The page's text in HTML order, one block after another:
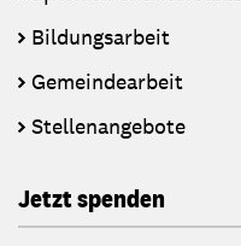
Bildungsarbeit
Gemeindearbeit
Stellenangebote
Jetzt spenden